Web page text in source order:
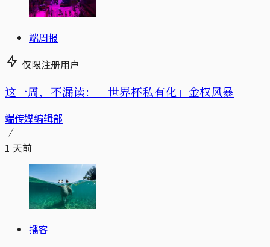
端周报
仅限注册用户
这一周，不漏读：「世界杯私有化」金权风暴
端传媒编辑部
1 天前
播客